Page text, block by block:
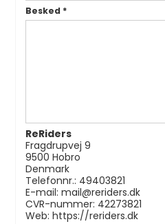
Besked *
ReRiders
Fragdrupvej 9
9500 Hobro
Denmark
Telefonnr.: 49403821
E-mail:mail@reriders.dk
CVR-nummer: 42273821
Web:https://reriders.dk